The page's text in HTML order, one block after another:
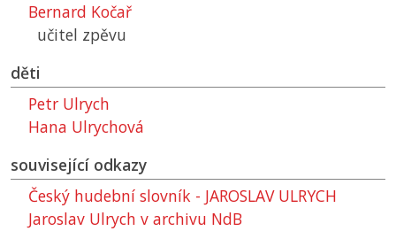
Bernard Kočař
učitel zpěvu
děti
Petr Ulrych
Hana Ulrychová
související odkazy
Český hudební slovník - JAROSLAV ULRYCH
Jaroslav Ulrych v archivu NdB